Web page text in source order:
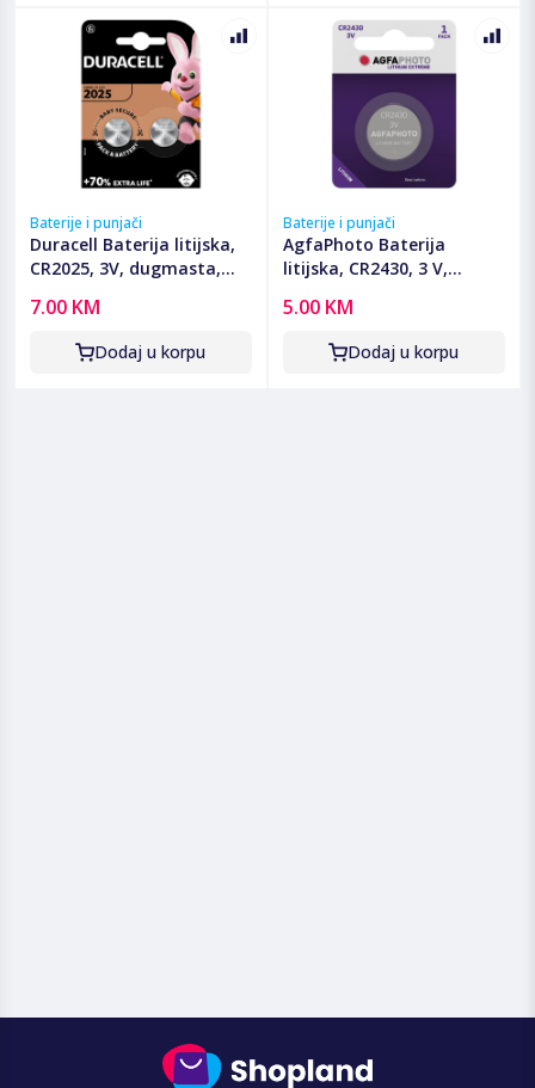
Baterije i punjači
Duracell Baterija litijska,
CR2025, 3V, dugmasta,
7.00 KM
Dodaj u korpu
Baterije i punjači
AgfaPhoto Baterija
litijska, CR2430, 3 V,
CR2430 B1
5.00 KM
Dodaj u korpu